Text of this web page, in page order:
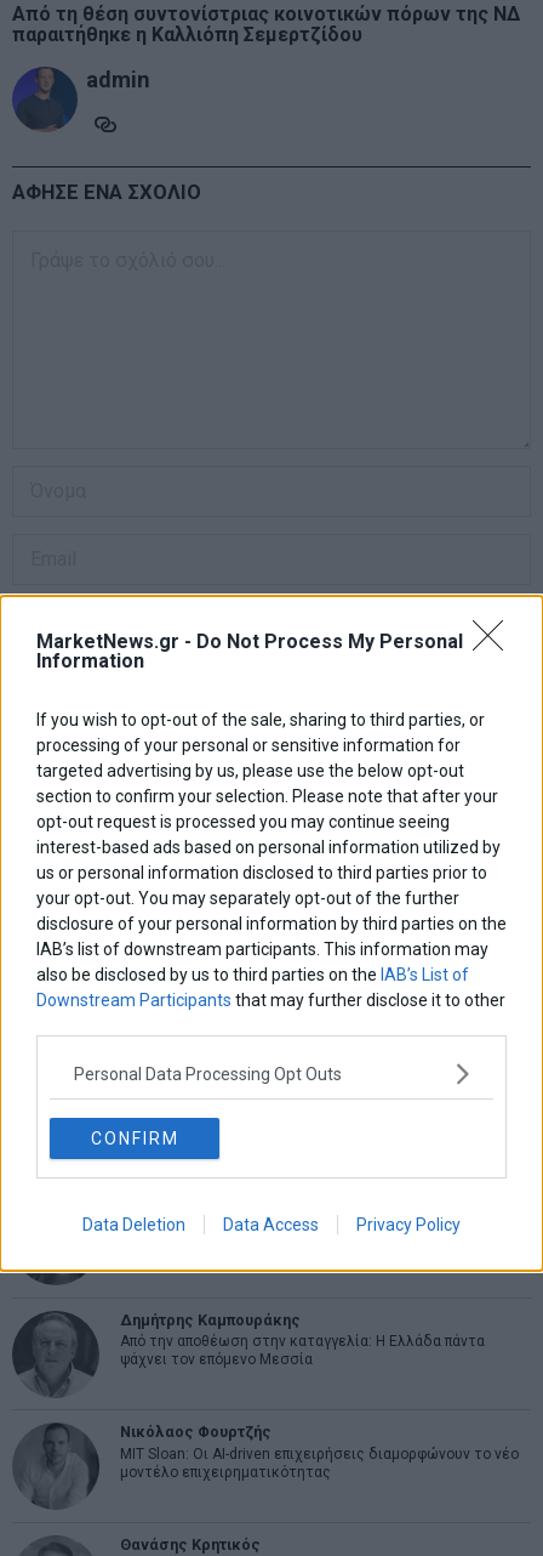
MarketNews.gr - Do Not Process My Personal
Information
If you wish to opt-out of the sale, sharing to third parties, or
processing of your personal or sensitive information for
targeted advertising by us, please use the below opt-out
section to confirm your selection. Please note that after your
opt-out request is processed you may continue seeing
interest-based ads based on personal information utilized by
us or personal information disclosed to third parties prior to
your opt-out. You may separately opt-out of the further
disclosure of your personal information by third parties on the
IAB’s list of downstream participants. This information may
also be disclosed by us to third parties on the IAB’s List of
Downstream Participants that may further disclose it to other
Personal Data Processing Opt Outs
CONFIRM
Data Deletion Data Access Privacy Policy
Από τη θέση συντονίστριας κοινοτικών πόρων της ΝΔ
παραιτήθηκε η Καλλιόπη Σεμερτζίδου
admin
ΑΦΗΣΕ ΕΝΑ ΣΧΟΛΙΟ
Πλοήγηση
άρθρων
Previous
ΤτΕ: Στο -4,1% η πιστωτική
επέκταση τον Ιούνιο
Δεν ικανοποίησαν οι
ανακοινώσεις το ευρώ και
τη στερλίνα
ΑΡΘΡΟΓΡΑΦΟΙ
Ελευθερία Κούρταλη
Οι «τιμωροί» των ομολόγων επέστρεψαν
Εύη Φραγκάκη
Η αληθινή παιδεία ξεκινά από την ψυχή…
Η βία κατά των ζώων δεν αντέχει βολικές ερμηνείες
Δημήτρης Καμπουράκης
Από την αποθέωση στην καταγγελία: Η Ελλάδα πάντα
ψάχνει τον επόμενο Μεσσία
Νικόλαος Φουρτζής
MIT Sloan: Οι AI-driven επιχειρήσεις διαμορφώνουν το νέο
μοντέλο επιχειρηματικότητας
Θανάσης Κρητικός